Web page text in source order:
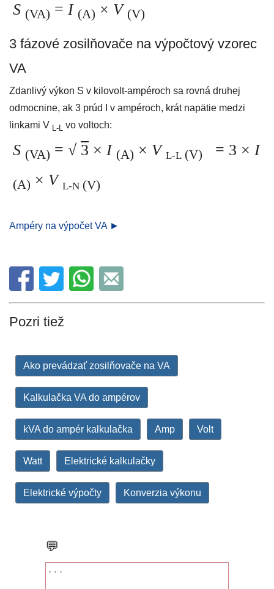
S (VA) = I (A) × V (V)
3 fázové zosilňovače na výpočtový vzorec
VA
Zdanlivý výkon S v kilovolt-ampéroch sa rovná druhej
odmocnine, ak 3 prúd I v ampéroch, krát napätie medzi
linkami V L-L vo voltoch:
S (VA) = √ 3 × I (A) × V L-L (V) = 3 × I
(A) × V L-N (V)
Ampéry na výpočet VA ►
Pozri tiež
Ako prevádzať zosilňovače na VA
Kalkulačka VA do ampérov
kVA do ampér kalkulačka Amp Volt
Watt Elektrické kalkulačky
Elektrické výpočty Konverzia výkonu
💬